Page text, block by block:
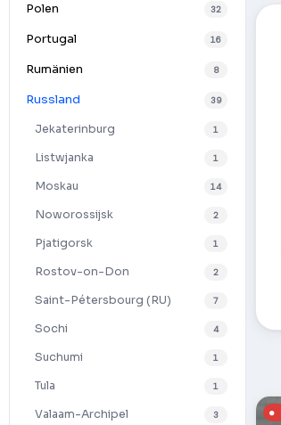
Polen 32
Portugal 16
Rumänien 8
Russland 39
Jekaterinburg 1
Listwjanka 1
Moskau 14
Noworossijsk 2
Pjatigorsk 1
Rostov-on-Don 2
Saint-Pétersbourg (RU) 7
Sochi 4
Suchumi 1
Tula 1
Valaam-Archipel 3